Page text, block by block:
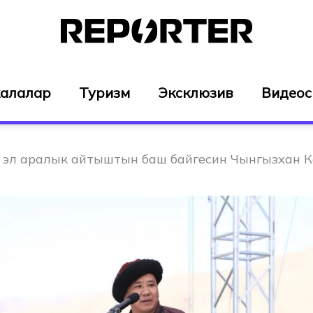
Туризм Эксклюзив
аралык айтыштын баш байгесин Чынгызхан